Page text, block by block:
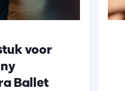
voor
Ballet